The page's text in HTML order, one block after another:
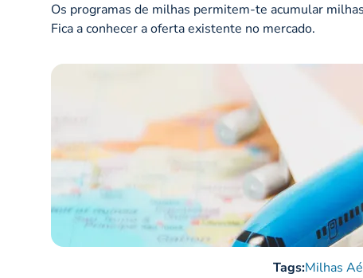
Os programas de milhas permitem-te acumular
Fica a conhecer a oferta existente no mercado.
Tags:Milhas